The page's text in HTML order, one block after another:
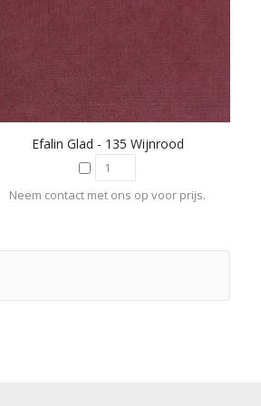
Efalin Glad - 135 Wijnrood
Neem contact met ons op voor prijs.